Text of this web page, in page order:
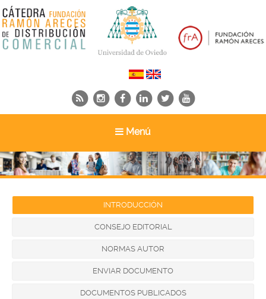
Menú
INTRODUCCIÓN
CONSEJO EDITORIAL
NORMAS AUTOR
ENVIAR DOCUMENTO
DOCUMENTOS PUBLICADOS